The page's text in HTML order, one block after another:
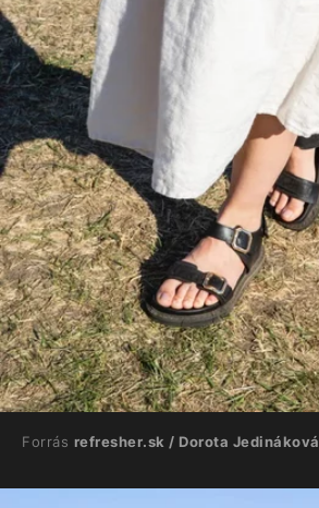
Forrás refresher.sk / Dorota Jedináková